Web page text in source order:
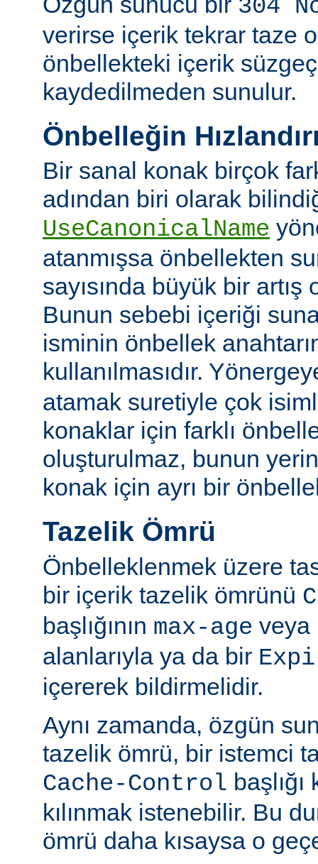
304
verirse içerik tekrar taze
önbellekteki içerik
kaydedilmeden sunulur.
Önbelleğin
Bir sanal konak birçok
adından biri olarak
UseCanonicalName
atanmışsa önbellekten
sayısında büyük bir
Bunun sebebi içeriği
isminin önbellek
kullanılmasıdır.
atamak suretiyle çok
konaklar için farklı
oluşturulmaz, bunun
konak için ayrı bir
Tazelik Ömrü
Önbelleklenmek üzere
bir içerik tazelik ömrünü
başlığının max-age veya
alanlarıyla ya da bir
içererek bildirmelidir.
Aynı zamanda, özgün
tazelik ömrü, bir istemci
Cache-Control
kılınmak istenebilir. Bu
ömrü daha kısaysa o